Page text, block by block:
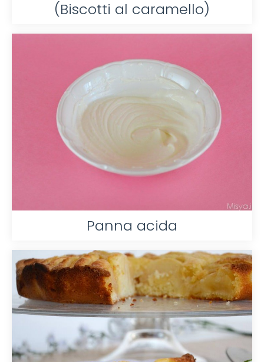
(Biscotti al caramello)
Panna acida